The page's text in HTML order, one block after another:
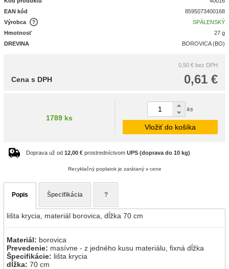
EAN kód
8595073400168
Výrobca
SPÁLENSKÝ
Hmotnosť
27 g
DREVINA
BOROVICA (BO)
0,50 € bez DPH
0,61 €
Cena s DPH
1789 ks
ks
Vložiť do košíka
Doprava už od 12,00 € prostredníctvom UPS (doprava do 10 kg)
Recyklačný poplatok je zarátaný v cene
Popis Špecifikácia ?
lišta krycia, materiál borovica, dĺžka 70 cm
Materiál: borovica
Prevedenie: masívne - z jedného kusu materiálu, fixná dĺžka
Špecifikácie: lišta krycia
dĺžka: 70 cm